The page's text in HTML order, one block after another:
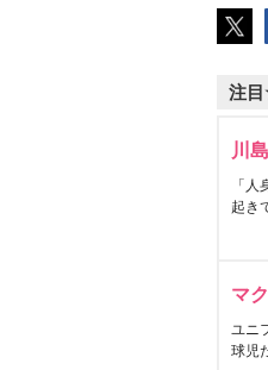
注
川
「
起き
マ
ユニ
球児